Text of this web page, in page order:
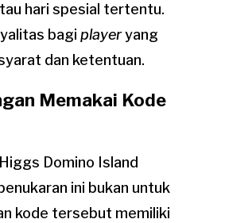
hari spesial tertentu.
bagiplayeryang
dan ketentuan.
Memakai Kode
Domino Island
ini bukan untuk
kode tersebut memiliki